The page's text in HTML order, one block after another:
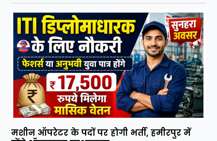
मशीन ऑपरेटर के पदों पर होगी भर्ती, हमीरपुर में